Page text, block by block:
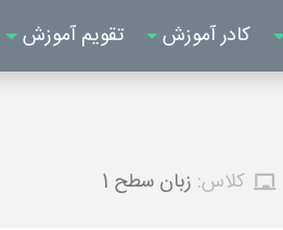
کادر آموزش تقویم آموزش
کلاس: زبان سطح 1